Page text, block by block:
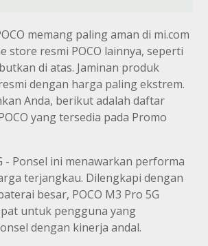
memang paling aman di mi.com
store resmi POCO lainnya, seperti
di atas. Jaminan produk
dengan harga paling ekstrem.
Anda, berikut adalah daftar
yang tersedia pada Promo
- Ponsel ini menawarkan performa
terjangkau. Dilengkapi dengan
besar, POCO M3 Pro 5G
untuk pengguna yang
dengan kinerja andal.